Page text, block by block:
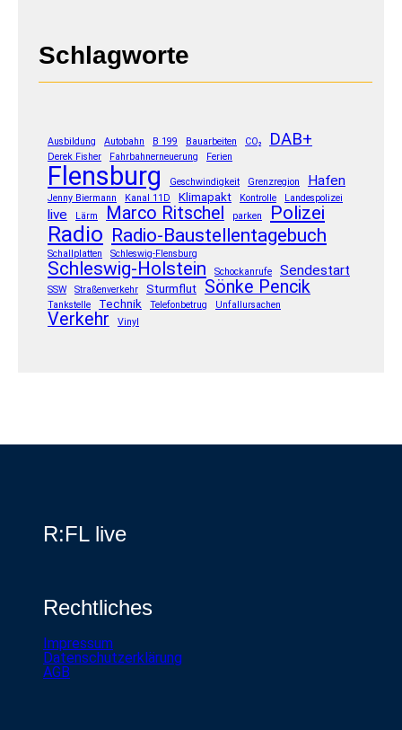
Schlagworte
Ausbildung Autobahn B 199 Bauarbeiten CO₂ DAB+
Derek Fisher Fahrbahnerneuerung Ferien
Flensburg Geschwindigkeit Grenzregion Hafen
Jenny Biermann Kanal 11D Klimapakt Kontrolle Landespolizei
live Lärm Marco Ritschel parken Polizei
Radio Radio-Baustellentagebuch
Schallplatten Schleswig-Flensburg
Schleswig-Holstein Schockanrufe Sendestart
SSW Straßenverkehr Sturmflut Sönke Pencik
Tankstelle Technik Telefonbetrug Unfallursachen
Verkehr Vinyl
R:FL live
Rechtliches
Impressum
Datenschutzerklärung
AGB